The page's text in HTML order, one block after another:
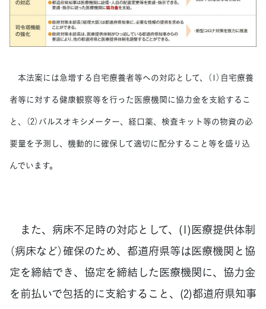
本法案には急増する自宅療養者等への対応として、（1）自宅療養
者等に対する健康観察等を行った医療機関に協力金を支給するこ
と、（2）パルスオキシメーター、経口薬、検査キット等の物資の必
要量を予測し、機動的に確保して適切に配分すること等を盛り込
んでいます。
また、病床不足時の対応として、(1)医療提供体制
（病床など）確保のため、都道府県等は医療機関と協
定を締結でき、協定を締結した医療機関に、協力金
を前払いで包括的に支給すること、(2)都道府県知事